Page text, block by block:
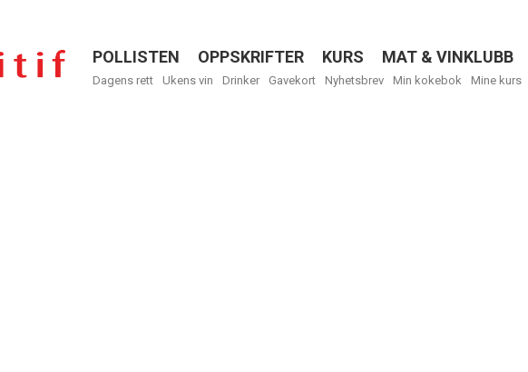
Menu
POLLISTEN OPPSKRIFTER KURS MAT & VINKLUBB
Dagens rett Ukens vin Drinker Gavekort Nyhetsbrev Min kokebok Mine kurs